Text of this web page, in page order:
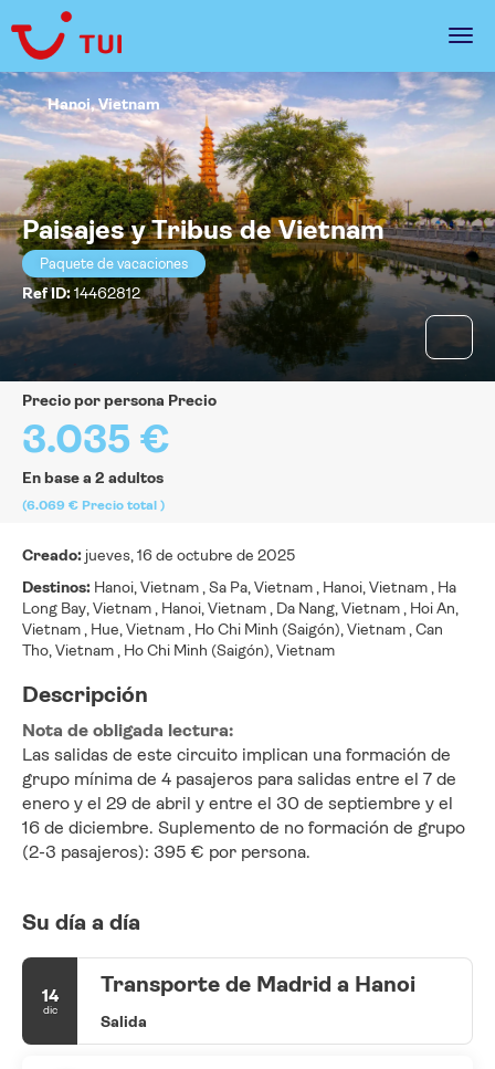
Paisajes y Tribus de Vietnam
Paquete de vacaciones
Ref ID:14462812
Hanoi, Vietnam
precio por persona Precio
3.035 €
En base a 2 adultos
(6.069 € Precio total )
Creado: jueves, 16 de octubre de 2025
Destinos: Hanoi, Vietnam , Sa Pa, Vietnam , Hanoi, Vietnam , Ha
Long Bay, Vietnam , Hanoi, Vietnam , Da Nang, Vietnam , Hoi An,
Vietnam , Hue, Vietnam , Ho Chi Minh (Saigón), Vietnam , Can
Tho, Vietnam , Ho Chi Minh (Saigón), Vietnam
Descripción
Nota de obligada lectura:
Las salidas de este circuito implican una formación de
grupo mínima de 4 pasajeros para salidas entre el 7 de
enero y el 29 de abril y entre el 30 de septiembre y el
16 de diciembre. Suplemento de no formación de grupo
(2-3 pasajeros): 395 € por persona.
Su día a día
14
dic
Transporte de Madrid a Hanoi
Salida